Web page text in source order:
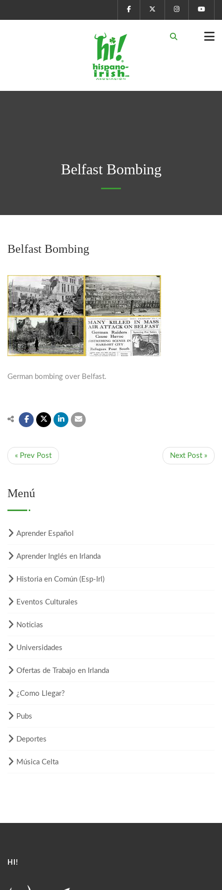
Belfast Bombing
Belfast Bombing
German bombing over Belfast.
« Prev Post Next Post »
Menú
Aprender Español
Aprender Inglés en Irlanda
Historia en Común (Esp-Irl)
Eventos Culturales
Noticias
Universidades
Ofertas de Trabajo en Irlanda
¿Como Llegar?
Pubs
Deportes
Música Celta
HI!